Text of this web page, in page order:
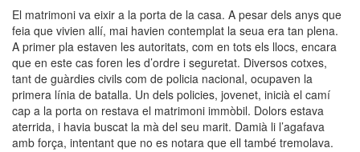
El matrimoni va eixir a la porta de la casa. A pesar dels anys que
feia que vivien allí, mai havien contemplat la seua era tan plena.
A primer pla estaven les autoritats, com en tots els llocs, encara
que en este cas foren les d’ordre i seguretat. Diversos cotxes,
tant de guàrdies civils com de policia nacional, ocupaven la
primera línia de batalla. Un dels policies, jovenet, inicià el camí
cap a la porta on restava el matrimoni immòbil. Dolors estava
aterrida, i havia buscat la mà del seu marit. Damià li l’agafava
amb força, intentant que no es notara que ell també tremolava.